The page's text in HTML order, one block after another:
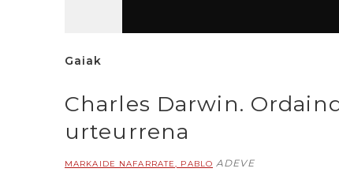
Gaiak
Charles Darwin.
urteurrena
MARKAIDE NAFARRATE, PABLO ADEVE